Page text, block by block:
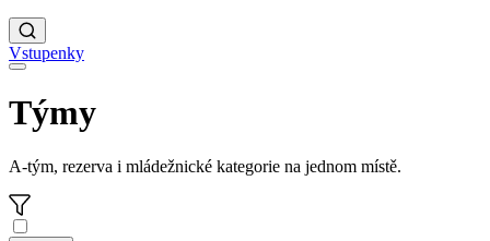
Vstupenky
Týmy
A-tým, rezerva i mládežnické kategorie na jednom místě.